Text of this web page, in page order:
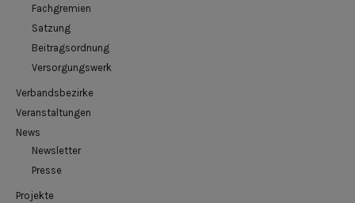
Fachgremien
Satzung
Beitragsordnung
Versorgungswerk
Verbandsbezirke
Veranstaltungen
News
Newsletter
Presse
Projekte